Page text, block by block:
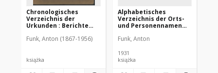
Chronologisches
Verzeichnis der
Urkunden : Berichte
den Urkundenbüchern
Funk, Anton (1867-1956)
książka
Alphabetisches
Verzeichnis der Orts-
und Personennamen
Stadt Allenstein. Bd. 1-2
Funk, Anton
1931
książka